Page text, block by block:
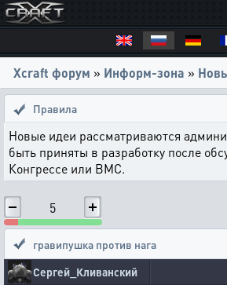
Xcraft форум » Информ-зона »
Правила
Новые идеи рассматриваются
быть приняты в разработку после
Конгрессе или ВМС.
5
гравипушка против нага
Сергей_Кливанский